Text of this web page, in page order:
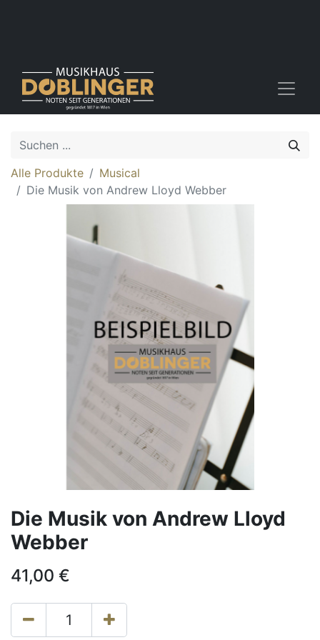
Alle Produkte
Musical
Die Musik von Andrew Lloyd Webber
Die Musik von Andrew Lloyd
Webber
41,00 €